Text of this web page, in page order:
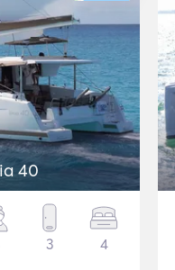
40
3 4